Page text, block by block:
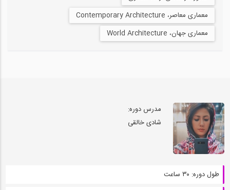
معماری معاصر، Contemporary Architecture
معماری جهان، World Architecture
مدرس دوره:
شادی خالقی
طول دوره: ۳۰ ساعت